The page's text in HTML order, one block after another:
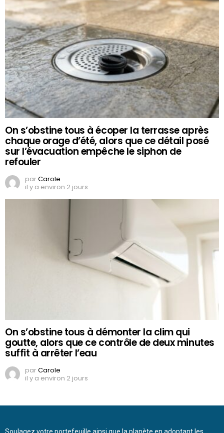
On s’obstine tous à écoper la terrasse après
chaque orage d’été, alors que ce détail posé
sur l’évacuation empêche le siphon de
refouler
parCarole
il y a environ 2 jours
On s’obstine tous à démonter la clim qui
goutte, alors que ce contrôle de deux minutes
suffit à arrêter l’eau
parCarole
il y a environ 2 jours